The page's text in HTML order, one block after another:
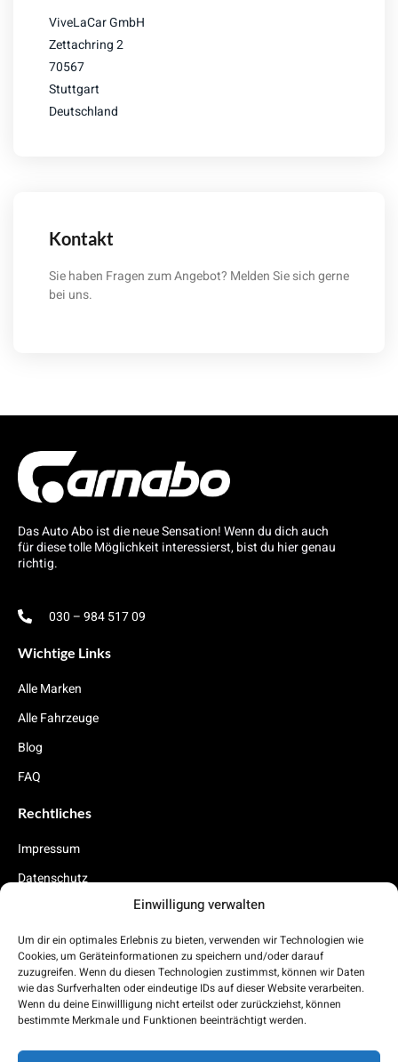
Einwilligung verwalten
Um dir ein optimales Erlebnis zu bieten, verwenden wir Technologien wie
Cookies, um Geräteinformationen zu speichern und/oder darauf
zuzugreifen. Wenn du diesen Technologien zustimmst, können wir Daten
wie das Surfverhalten oder eindeutige IDs auf dieser Website verarbeiten.
Wenn du deine Einwillligung nicht erteilst oder zurückziehst, können
bestimmte Merkmale und Funktionen beeinträchtigt werden.
ViveLaCar GmbH
Zettachring 2
70567
Stuttgart
Deutschland
Kontakt
Sie haben Fragen zum Angebot? Melden Sie sich gerne
bei uns.
Das Auto Abo ist die neue Sensation! Wenn du dich auch
für diese tolle Möglichkeit interessierst, bist du hier genau
richtig.
030 – 984 517 09
Wichtige Links
Alle Marken
Alle Fahrzeuge
Blog
FAQ
Rechtliches
Impressum
Datenschutz
Carnabo App (folgt demnächst)
Demnächst findest du auch in deinem AppStore unsere Auto Abo
App.
App Store Play Store